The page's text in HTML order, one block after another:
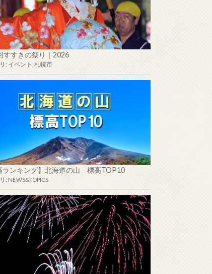
すすきの祭り｜2026
: イベント 札幌市
ランキング】北海道の山 標高TOP10
: NEWS&TOPICS